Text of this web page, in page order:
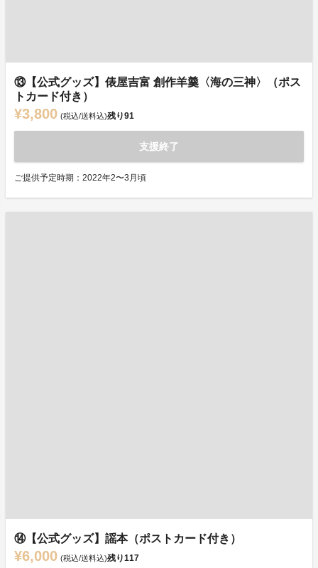
⑬【公式グッズ】俵屋吉富 創作羊羹〈海の三神〉（ポス
トカード付き）
¥3,800 (税込/送料込)残り91
支援終了
ご提供予定時期：2022年2〜3月頃
⑭【公式グッズ】謡本（ポストカード付き）
¥6,000 (税込/送料込)残り117